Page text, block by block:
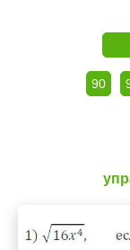
90